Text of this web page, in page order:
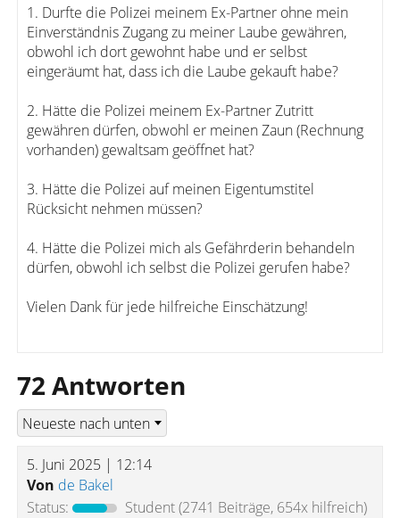
1. Durfte die Polizei meinem Ex-Partner ohne mein
Einverständnis Zugang zu meiner Laube gewähren,
obwohl ich dort gewohnt habe und er selbst
eingeräumt hat, dass ich die Laube gekauft habe?
2. Hätte die Polizei meinem Ex-Partner Zutritt
gewähren dürfen, obwohl er meinen Zaun (Rechnung
vorhanden) gewaltsam geöffnet hat?
3. Hätte die Polizei auf meinen Eigentumstitel
Rücksicht nehmen müssen?
4. Hätte die Polizei mich als Gefährderin behandeln
dürfen, obwohl ich selbst die Polizei gerufen habe?
Vielen Dank für jede hilfreiche Einschätzung!
72 Antworten
5. Juni 2025 | 12:14
Von de Bakel
Status:
Student(2741 Beiträge, 654x hilfreich)